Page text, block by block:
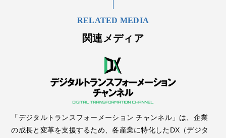
RELATED MEDIA
関連メディア
「デジタルトランスフォーメーション チャンネル」は、企業
の成長と変革を支援するため、各産業に特化したDX（デジタ